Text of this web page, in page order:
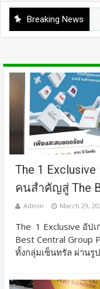
Breaking News
The 1
คนสำคัญสู่ The
Admin March 29,
The 1 Exclusive อัป
Best Central Group
ทั้งกลุ่มเซ็นทรัล ผ่านรู